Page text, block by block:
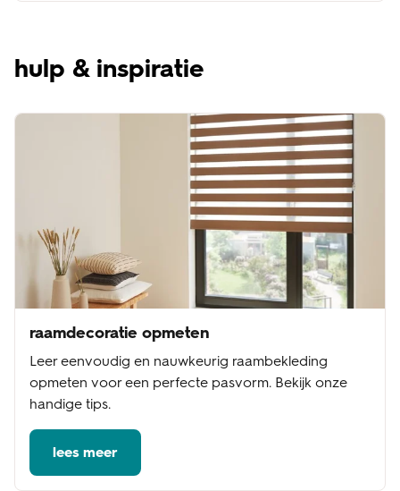
hulp & inspiratie
raamdecoratie opmeten
Leer eenvoudig en nauwkeurig raambekleding
opmeten voor een perfecte pasvorm. Bekijk onze
handige tips.
lees meer